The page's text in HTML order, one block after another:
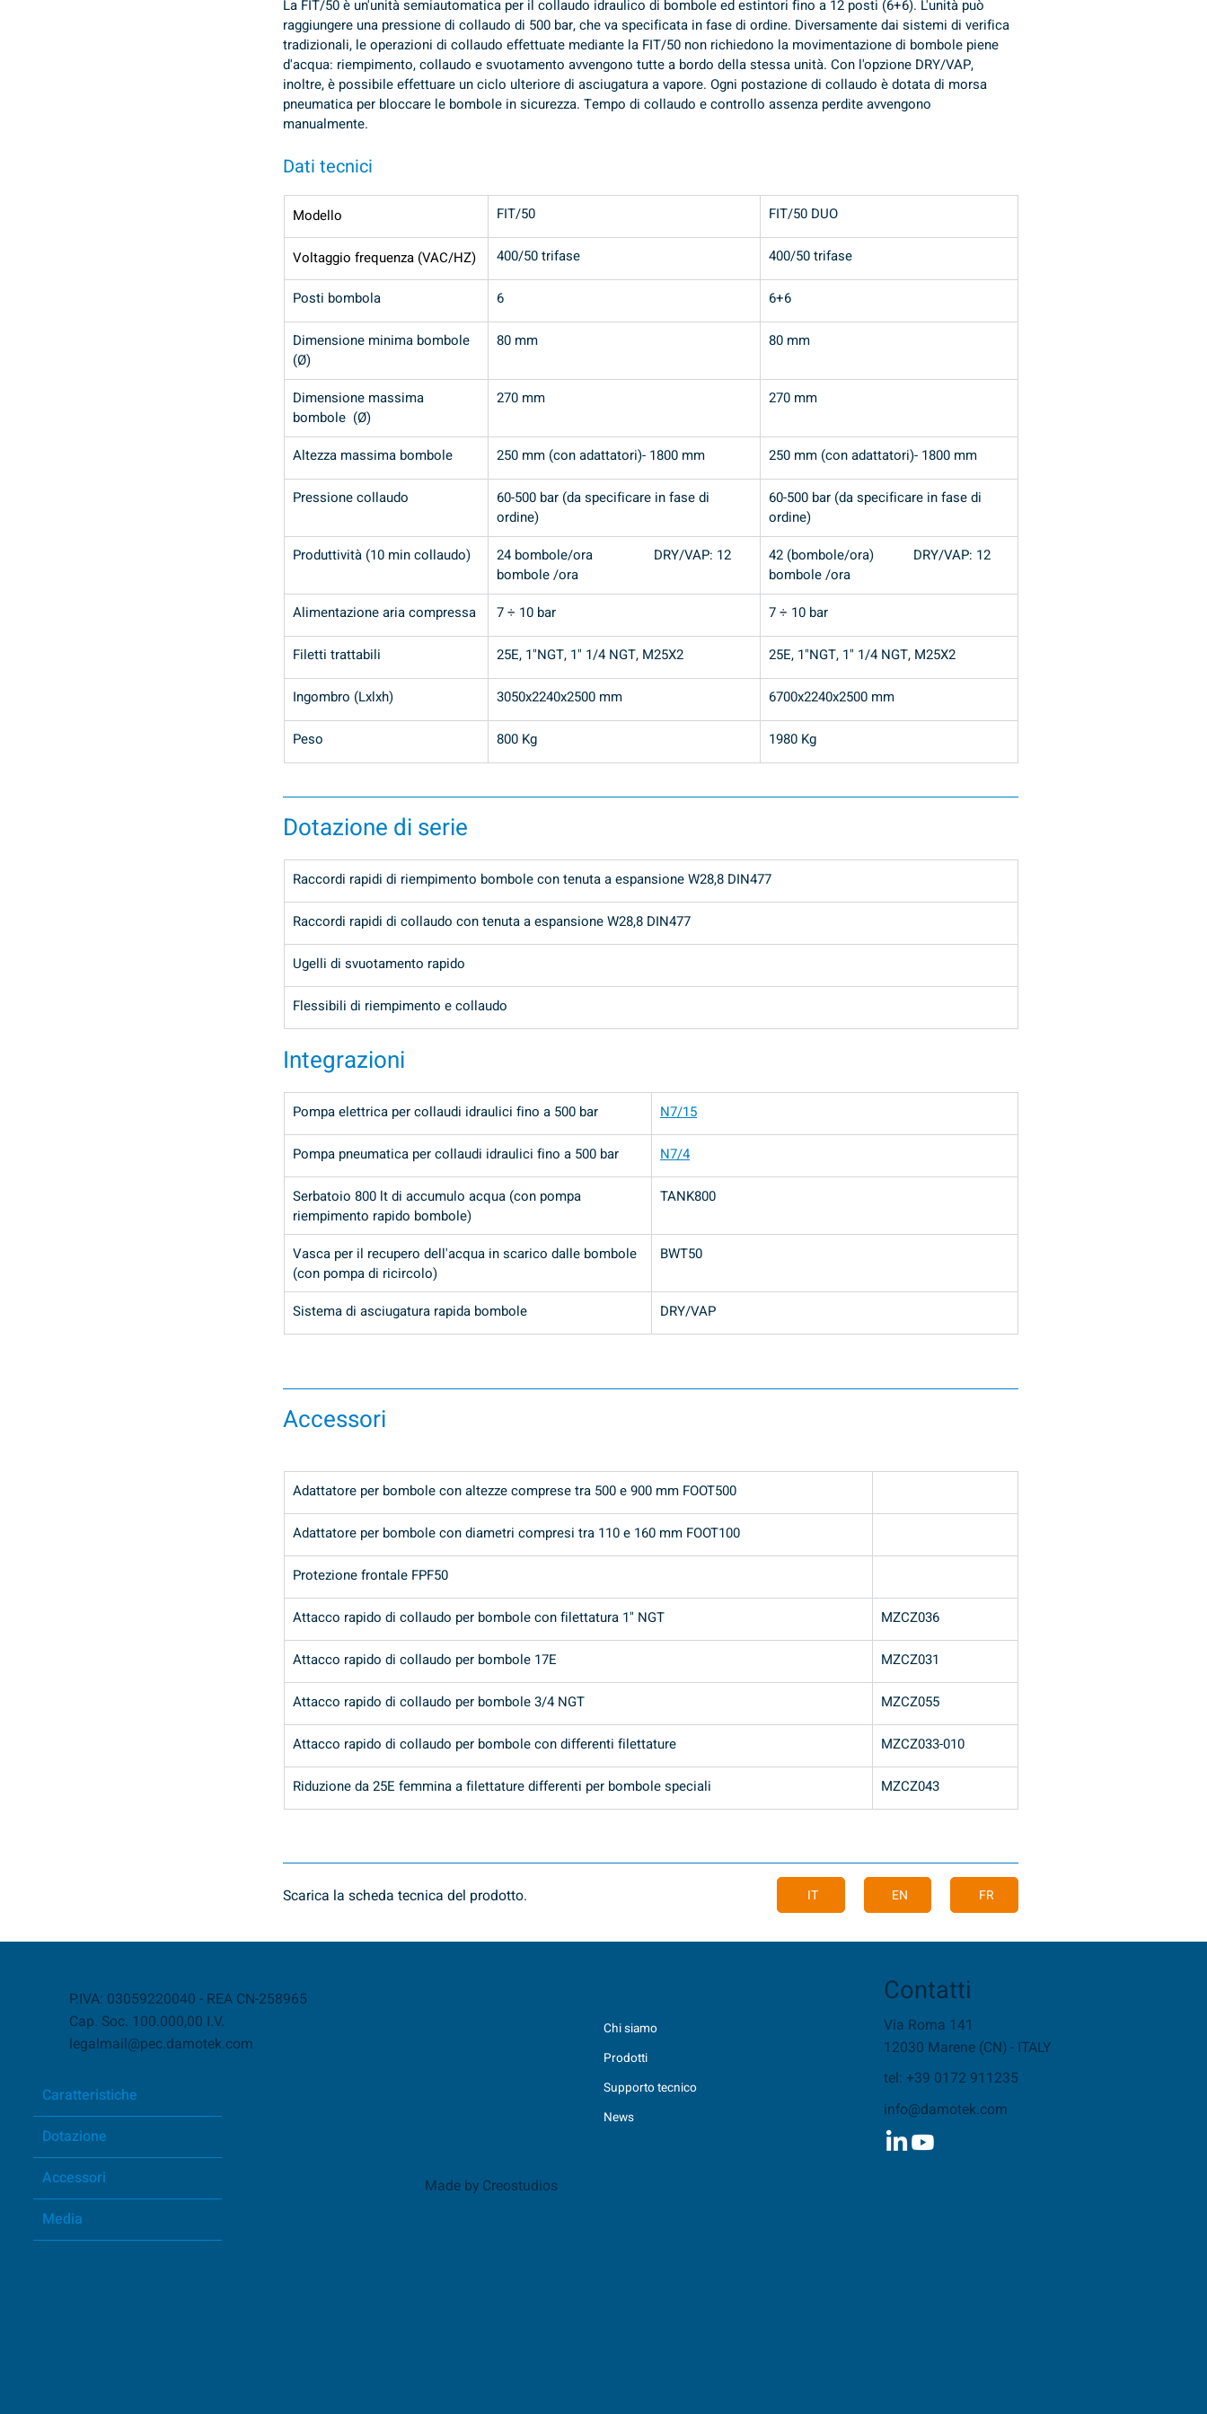
La FIT/50 è un'unità semiautomatica per il collaudo idraulico di bombole ed estintori fino a 12 posti (6+6). L'unità può
raggiungere una pressione di collaudo di 500 bar, che va specificata in fase di ordine. Diversamente dai sistemi di verifica
tradizionali, le operazioni di collaudo effettuate mediante la FIT/50 non richiedono la movimentazione di bombole piene
d'acqua: riempimento, collaudo e svuotamento avvengono tutte a bordo della stessa unità. Con l'opzione DRY/VAP,
inoltre, è possibile effettuare un ciclo ulteriore di asciugatura a vapore. Ogni postazione di collaudo è dotata di morsa
pneumatica per bloccare le bombole in sicurezza. Tempo di collaudo e controllo assenza perdite avvengono
manualmente.
Dati tecnici
Modello FIT/50 FIT/50 DUO
Voltaggio frequenza (VAC/HZ) 400/50 trifase 400/50 trifase
Posti bombola 6 6+6
Dimensione minima bombole
(Ø)
80 mm 80 mm
Dimensione massima
bombole  (Ø)
270 mm 270 mm
Altezza massima bombole 250 mm (con adattatori)- 1800 mm 250 mm (con adattatori)- 1800 mm
Pressione collaudo
60-500 bar (da specificare in fase di
ordine)
60-500 bar (da specificare in fase di
ordine)
Produttività (10 min collaudo)
24 bombole/ora                 DRY/VAP: 12
bombole /ora
42 (bombole/ora)           DRY/VAP: 12
bombole /ora
Alimentazione aria compressa
7 ÷ 10 bar 7 ÷ 10 bar
Filetti trattabili 25E, 1"NGT, 1" 1/4 NGT, M25X2 25E, 1"NGT, 1" 1/4 NGT, M25X2
Ingombro (Lxlxh) 3050x2240x2500 mm 6700x2240x2500 mm
Peso 800 Kg 1980 Kg
Dotazione di serie
Raccordi rapidi di riempimento bombole con tenuta a espansione W28,8 DIN477
Raccordi rapidi di collaudo con tenuta a espansione W28,8 DIN477
Ugelli di svuotamento rapido
Flessibili di riempimento e collaudo
Integrazioni
Pompa elettrica per collaudi idraulici fino a 500 bar N7/15
Pompa pneumatica per collaudi idraulici fino a 500 bar N7/4
Serbatoio 800 lt di accumulo acqua (con pompa
riempimento rapido bombole)
TANK800
Vasca per il recupero dell'acqua in scarico dalle bombole
(con pompa di ricircolo)
BWT50
Sistema di asciugatura rapida bombole DRY/VAP
Accessori
Adattatore per bombole con altezze comprese tra 500 e 900 mm FOOT500
Adattatore per bombole con diametri compresi tra 110 e 160 mm FOOT100
Protezione frontale FPF50
Attacco rapido di collaudo per bombole con filettatura 1" NGT MZCZ036
Attacco rapido di collaudo per bombole 17E MZCZ031
Attacco rapido di collaudo per bombole 3/4 NGT MZCZ055
Attacco rapido di collaudo per bombole con differenti filettature MZCZ033-010
Riduzione da 25E femmina a filettature differenti per bombole speciali MZCZ043
Scarica la scheda tecnica del prodotto. IT EN FR
P.IVA: 03059220040 - REA CN-258965
Cap. Soc. 100.000,00 I.V.
legalmail@pec.damotek.com
Made by Creostudios
Chi siamo
Prodotti
Supporto tecnico
News
Contatti
Via Roma 141
12030 Marene (CN) - ITALY
tel: +39 0172 911235
info@damotek.com
Caratteristiche
Dotazione
Accessori
Media